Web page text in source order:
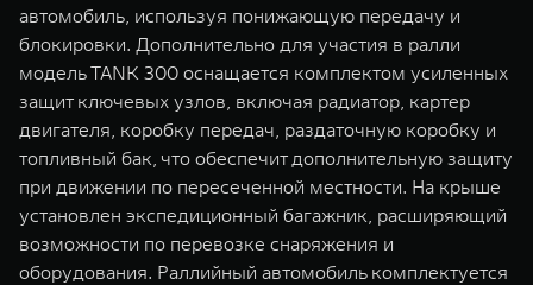
автомобиль, используя понижающую передачу и
блокировки. Дополнительно для участия в ралли
модель TANK 300 оснащается комплектом усиленных
защит ключевых узлов, включая радиатор, картер
двигателя, коробку передач, раздаточную коробку и
топливный бак, что обеспечит дополнительную защиту
при движении по пересеченной местности. На крыше
установлен экспедиционный багажник, расширяющий
возможности по перевозке снаряжения и
оборудования. Раллийный автомобиль комплектуется